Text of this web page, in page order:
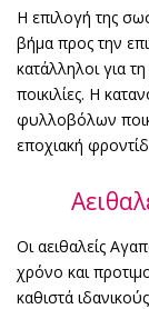
Η επιλογή της
βήμα προς την
κατάλληλοι για
ποικιλίες. Η
φυλλοβόλων
εποχιακή
Οι αειθαλείς
χρόνο και
καθιστά